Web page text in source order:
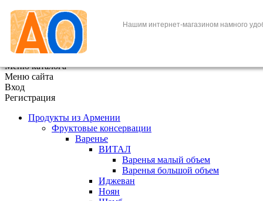
Нашим интернет-магазином намного
+7 (495) 646-888-1
В корзине 0 товаров
Меню каталога
Меню сайта
Вход
Регистрация
Продукты из Армении
Фруктовые консервации
Варенье
ВИТАЛ
Варенья малый объем
Варенья большой объем
Иджеван
Ноян